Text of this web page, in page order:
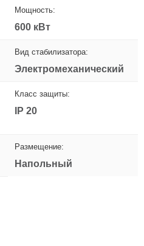
Мощность:
600 кВт
Вид стабилизатора:
Электромеханический
Класс защиты:
IP 20
Размещение:
Напольный